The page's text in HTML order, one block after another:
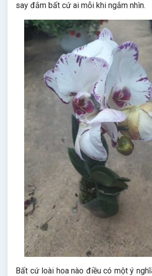
say đắm bất cứ ai mỗi khi ngắm nhìn.
Bất cứ loài hoa nào điều có một ý